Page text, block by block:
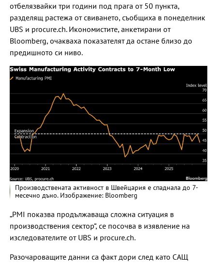
отбелязвайки три години под прага от 50 пункта,
разделящ растежа от свиването, съобщиха в понеделник
UBS и procure.ch. Икономистите, анкетирани от
Bloomberg, очакваха показателят да остане близо до
предишното си ниво.
Производствената активност в Швейцария е спаднала до 7-
месечно дъно. Изображение: Bloomberg
„PMI показва продължаваща сложна ситуация в
производствения сектор“, се посочва в изявление на
изследователите от UBS и procure.ch.
Разочароващите данни са факт дори след като САЩ